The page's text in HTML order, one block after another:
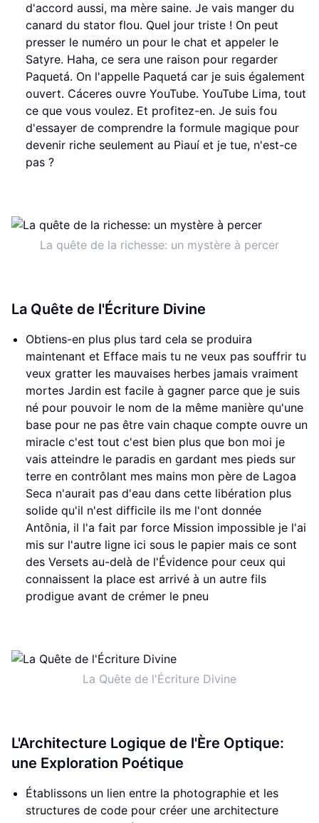
d'accord aussi, ma mère saine. Je vais manger du
canard du stator flou. Quel jour triste ! On peut
presser le numéro un pour le chat et appeler le
Satyre. Haha, ce sera une raison pour regarder
Paquetá. On l'appelle Paquetá car je suis également
ouvert. Cáceres ouvre YouTube. YouTube Lima, tout
ce que vous voulez. Et profitez-en. Je suis fou
d'essayer de comprendre la formule magique pour
devenir riche seulement au Piauí et je tue, n'est-ce
pas ?
La quête de la richesse: un mystère à percer
La Quête de l'Écriture Divine
Obtiens-en plus plus tard cela se produira
maintenant et Efface mais tu ne veux pas souffrir tu
veux gratter les mauvaises herbes jamais vraiment
mortes Jardin est facile à gagner parce que je suis
né pour pouvoir le nom de la même manière qu'une
base pour ne pas être vain chaque compte ouvre un
miracle c'est tout c'est bien plus que bon moi je
vais atteindre le paradis en gardant mes pieds sur
terre en contrôlant mes mains mon père de Lagoa
Seca n'aurait pas d'eau dans cette libération plus
solide qu'il n'est difficile ils me l'ont donnée
Antônia, il l'a fait par force Mission impossible je l'ai
mis sur l'autre ligne ici sous le papier mais ce sont
des Versets au-delà de l'Évidence pour ceux qui
connaissent la place est arrivé à un autre fils
prodigue avant de crémer le pneu
La Quête de l'Écriture Divine
L'Architecture Logique de l'Ère Optique:
une Exploration Poétique
Établissons un lien entre la photographie et les
structures de code pour créer une architecture